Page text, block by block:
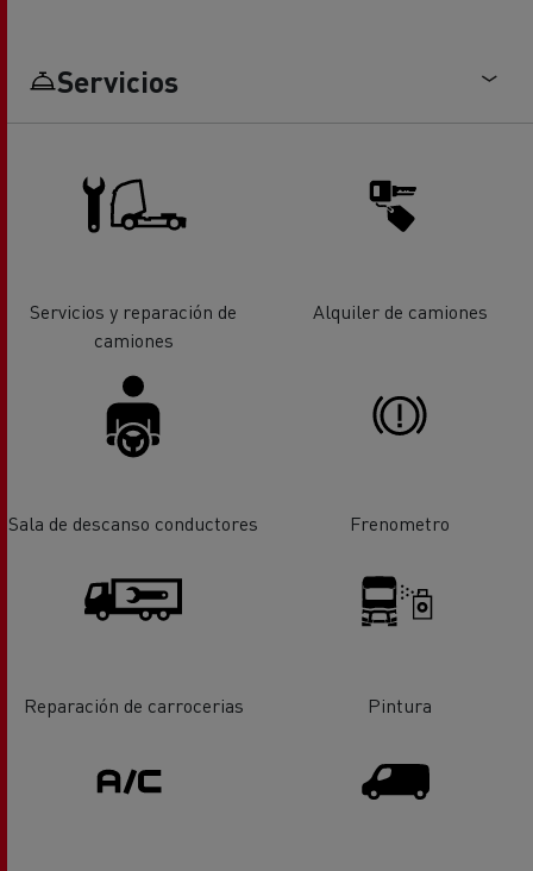
Servicios
Servicios y reparación de
camiones
Alquiler de camiones
Sala de descanso conductores Frenometro
Reparación de carrocerias Pintura